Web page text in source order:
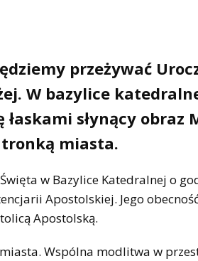
przeżywać
W bazylice
słynący obraz
miasta.
w Bazylice Katedralnej o
Apostolskiej. Jego
Apostolską.
Wspólna modlitwa w